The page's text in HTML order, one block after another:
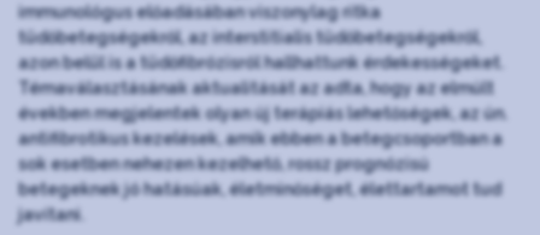
immunológus előadásában viszonylag ritka
tüdőbetegségekről, az interstitialis tüdőbetegségekről,
azon belül is a tüdőfibrózisról hallhattunk érdekességeket.
Témaválasztásának aktualitását az adta, hogy az elmúlt
években megjelentek olyan új terápiás lehetőségek, az ún.
antifibrotikus kezelések, amik ebben a betegcsoportban a
sok esetben nehezen kezelhető, rossz prognózisú
betegeknek jó hatásúak, életminőséget, élettartamot tud
javítani.